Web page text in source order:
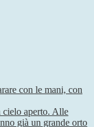
con le mani, con
cielo aperto. Alle
già un grande orto